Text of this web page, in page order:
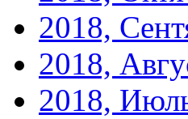
2018,
2018,
2018,